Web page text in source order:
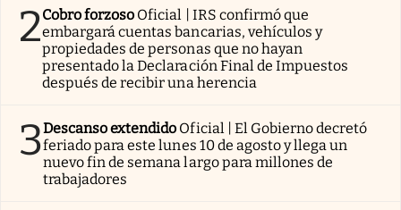
2Cobro forzoso Oficial | IRS confirmó que
embargará cuentas bancarias, vehículos y
propiedades de personas que no hayan
presentado la Declaración Final de Impuestos
después de recibir una herencia
3Descanso extendido Oficial | El Gobierno decretó
feriado para este lunes 10 de agosto y llega un
nuevo fin de semana largo para millones de
trabajadores